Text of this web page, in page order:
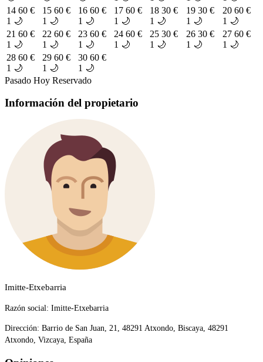
14 60 €
1 🌙
15 60 €
1 🌙
16 60 €
1 🌙
17 60 €
1 🌙
18 30 €
1 🌙
19 30 €
1 🌙
20 60 €
1 🌙
21 60 €
1 🌙
22 60 €
1 🌙
23 60 €
1 🌙
24 60 €
1 🌙
25 30 €
1 🌙
26 30 €
1 🌙
27 60 €
1 🌙
28 60 €
1 🌙
29 60 €
1 🌙
30 60 €
1 🌙
Pasado Hoy Reservado
Información del propietario
Imitte-Etxebarria
Razón social: Imitte-Etxebarria
Dirección: Barrio de San Juan, 21, 48291 Atxondo, Biscaya, 48291
Atxondo, Vizcaya, España